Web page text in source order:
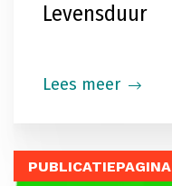
Levensduur
Lees meer
PUBLICATIEPAGINA